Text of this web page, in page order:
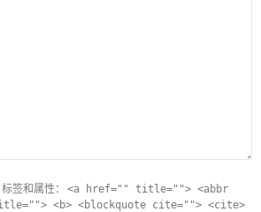
标签和属性： <a href="" title=""> <abbr
<b> <blockquote cite=""> <cite>